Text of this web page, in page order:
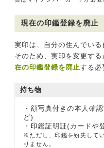
現在の印鑑登録を廃止
実印は、自分の住んでいる
そのため、実印を変更す
在の印鑑登録を廃止する必
持ち物
・顔写真付きの本人確
ど)
・印鑑証明証(カードや
※ただし、印鑑を紛失して
りません。